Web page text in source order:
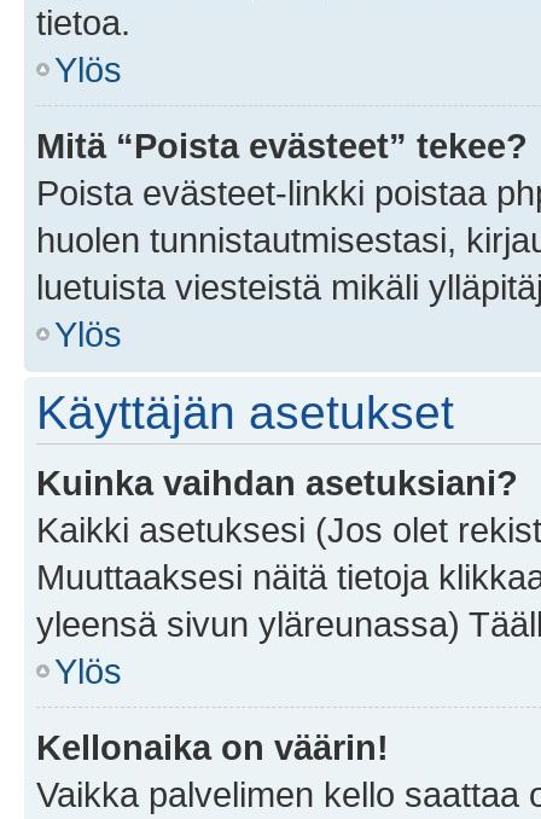
tietoa.
Ylös
Mitä “Poista evästeet” tekee?
Poista evästeet-linkki poistaa
huolen tunnistautmisestasi,
luetuista viesteistä mikäli
Ylös
Käyttäjän asetukset
Kuinka vaihdan asetuksiani?
Kaikki asetuksesi (Jos olet
Muuttaaksesi näitä tietoja
yleensä sivun yläreunassa)
Ylös
Kellonaika on väärin!
Vaikka palvelimen kello saattaa